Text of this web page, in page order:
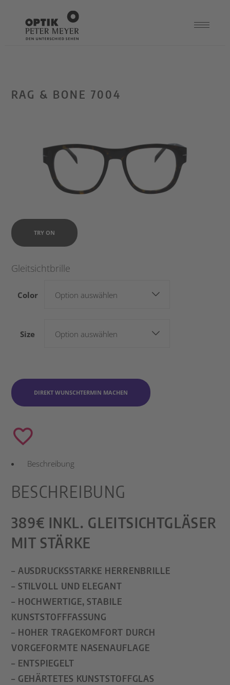
RAG & BONE 7004
TRY ON
Gleitsichtbrille
Color Option auswählen
Size Option auswählen
DIREKT WUNSCHTERMIN MACHEN
Beschreibung
BESCHREIBUNG
389€ INKL. GLEITSICHTGLÄSER
MIT STÄRKE
– AUSDRUCKSSTARKE HERRENBRILLE
– STILVOLL UND ELEGANT
– HOCHWERTIGE, STABILE
KUNSTSTOFFFASSUNG
– HOHER TRAGEKOMFORT DURCH
VORGEFORMTE NASENAUFLAGE
– ENTSPIEGELT
– GEHÄRTETES KUNSTSTOFFGLAS